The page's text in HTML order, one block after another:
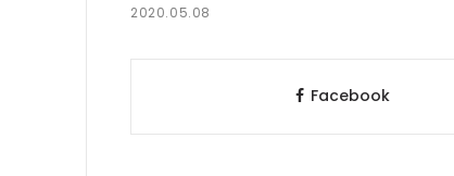
2020.05.08
Facebook